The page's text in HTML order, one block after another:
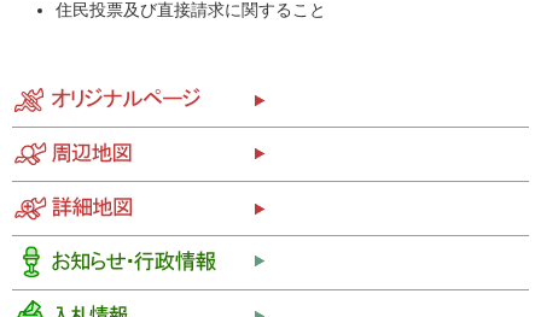
住民投票及び直接請求に関すること